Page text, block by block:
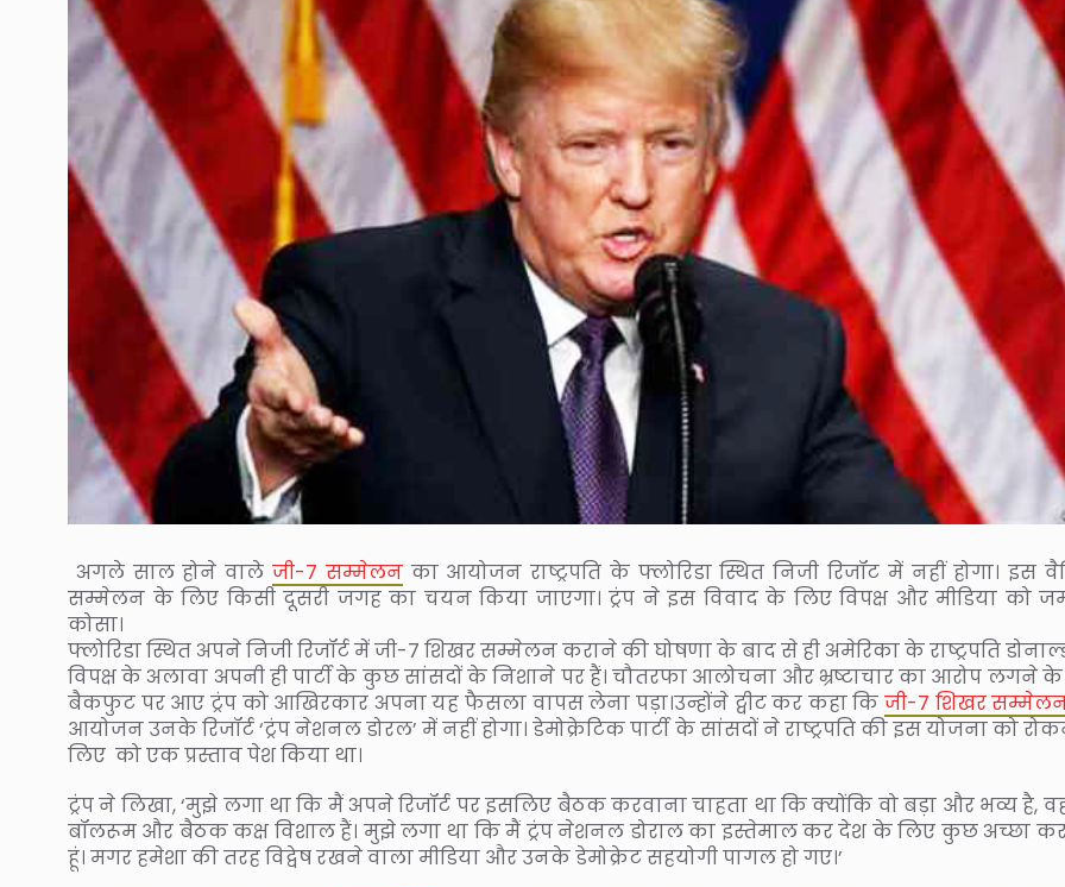
अगले साल होने वाले जी-7 सम्मेलनका आयोजन राष्ट्रपति के फ्लोरिडा स्थित निजी रिजॉट में नहीं होगा। इस
सम्मेलन के लिए किसी दूसरी जगह का चयन किया जाएगा। ट्रंप ने इस विवाद के लिए विपक्ष और मीडिया को
कोसा।
फ्लोरिडा स्थित अपने निजी रिजॉर्ट में जी-7 शिखर सम्मेलन कराने की घोषणा के बाद से ही अमेरिका के राष्ट्रपति
विपक्ष के अलावा अपनी ही पार्टी के कुछ सांसदों के निशाने पर हैं। चौतरफा आलोचना और भ्रष्टाचार का आरोप लगने के
बैकफुट पर आए ट्रंप को आखिरकार अपना यह फैसला वापस लेना पड़ा।उन्होंने ट्वीट कर कहा किजी-7 शिखर
आयोजन उनके रिजॉर्ट ‘ट्रंप नेशनल डोरल’ में नहीं होगा। डेमोक्रेटिक पार्टी के सांसदों ने राष्ट्रपति की इस योजना को
लिए को एक प्रस्ताव पेश किया था।
ट्रंप ने लिखा, ‘मुझे लगा था कि मैं अपने रिजॉर्ट पर इसलिए बैठक करवाना चाहता था कि क्योंकि वो बड़ा और भव्य है,
बॉलरूम और बैठक कक्ष विशाल हैं। मुझे लगा था कि मैं ट्रंप नेशनल डोराल का इस्तेमाल कर देश के लिए कुछ अच्छा कर
हूं। मगर हमेशा की तरह विद्वेष रखने वाला मीडिया और उनके डेमोक्रेट सहयोगी पागल हो गए।’